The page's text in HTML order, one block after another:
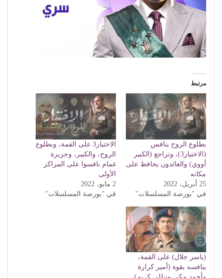
مرتبط
بطلوع الروح ينافس
(الاختيار3)، وتراجع (الكبير
أووي) والعائدون يحافظ على
مكانه
25 أبريل، 2022
في "بورصة المسلسلات"
الاختيار3 على القمة، وبطلوع
الروح، والكبير، وجزيرة
غمام نافسوا على المراكز
الأولى
2 مايو، 2022
في "بورصة المسلسلات"
(ياسر جلال) على القمة،
ينافسه بقوة (أمير كرارة